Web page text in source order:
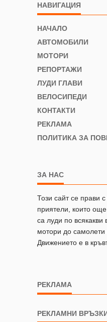
НАВИГАЦИЯ
НАЧАЛО
АВТОМОБИЛИ
МОТОРИ
РЕПОРТАЖИ
ЛУДИ ГЛАВИ
ВЕЛОСИПЕДИ
КОНТАКТИ
РЕКЛАМА
ПОЛИТИКА ЗА
ЗА НАС
Този сайт се прави
приятели, които още
са луди по
мотори до
Движението е в
РЕКЛАМА
РЕКЛАМНИ